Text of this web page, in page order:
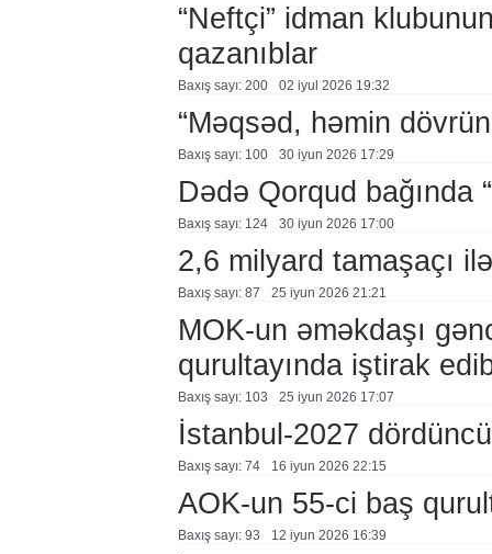
“Neftçi” idman
qazanıblar
Baxış sayı: 200 02 i̇yul 2026 19:32
“Məqsəd, həmin
Baxış sayı: 100 30 i̇yun 2026 17:29
Dədə Qorqud bağında
Baxış sayı: 124 30 i̇yun 2026 17:00
2,6 milyard tamaşaçı
Baxış sayı: 87 25 i̇yun 2026 21:21
MOK-un əməkdaşı
qurultayında iştirak
Baxış sayı: 103 25 i̇yun 2026 17:07
İstanbul-2027
Baxış sayı: 74 16 i̇yun 2026 22:15
AOK-un 55-ci baş
Baxış sayı: 93 12 i̇yun 2026 16:39